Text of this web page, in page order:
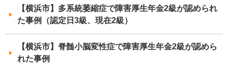
【横浜市】多系統萎縮症で障害厚生年金2級が認められ
た事例（認定日3級、現在2級）
【横浜市】脊髄小脳変性症で障害厚生年金2級が認めら
れた事例